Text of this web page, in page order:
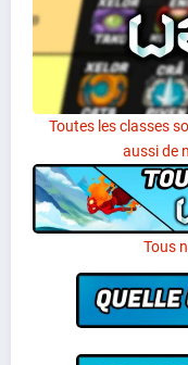
Toutes les classes
aussi de
Tous